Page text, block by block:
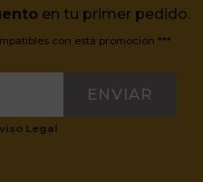
en tu primer pedido.
con esta promoción ***
ENVIAR
Legal.